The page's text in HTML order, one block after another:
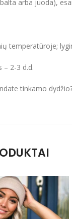
arba juoda),
temperatūroje;
– 2-3 d.d.
tinkamo